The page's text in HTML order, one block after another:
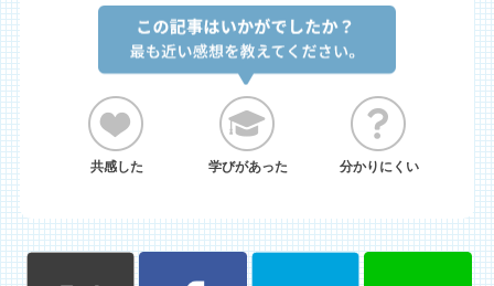
共感した 学びがあった 分かりにくい